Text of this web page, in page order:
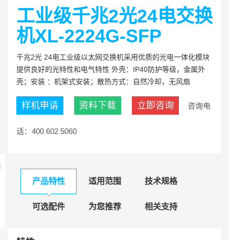
工业级千兆2光24电交换
机XL-2224G-SFP
千兆2光 24电工业级以太网交换机采用优质的光电一体化模块
提供良好的光特性和电气特性 外壳：IP40防护等级，金属外
壳；安装 ：机架式安装；散热方式：自然冷却，无风扇
样机申请 资料下载 立即咨询 咨询电
话：400 602 5060
产品特性 适用范围 技术规格
可选配件 为您推荐 相关支持